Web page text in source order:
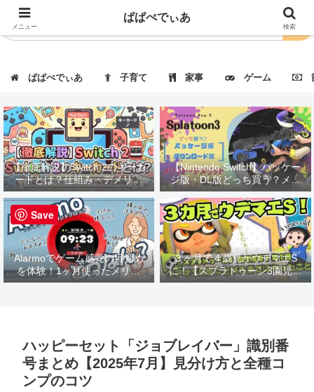
ぱぱぺでぃあ 子育て 家事 ゲーム
【徹底解説】Switch 2のキーカ
ードとは？仕組み・デメリッ
ト・対応タイトルも紹介！
【Nintendo Switch】パッケー
ジ版・DL版どっち買う？メリ
ット・デメリット解説
Alarmoでゲーム感覚の目覚め
を体験！1ヶ月使ったメリッ
ト・デメリットを徹底レビュー
３ヶ月で４歳児がウデマエS
に！【スプラトゥーン3園児指
導】第１回：ウデマエBに上が
ハッピーセット「ジョブレイバー」識別番
号まとめ【2025年7月】見分け方と全種コ
ンプのコツ
メニュー
ぱぱぺでぃあ
検索
Save